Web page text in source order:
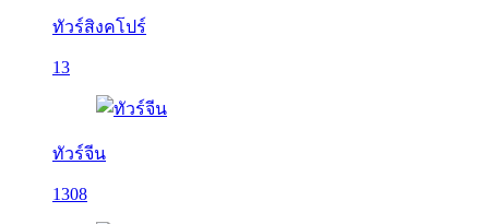
ทัวร์สิงคโปร์
13
ทัวร์จีน
1308